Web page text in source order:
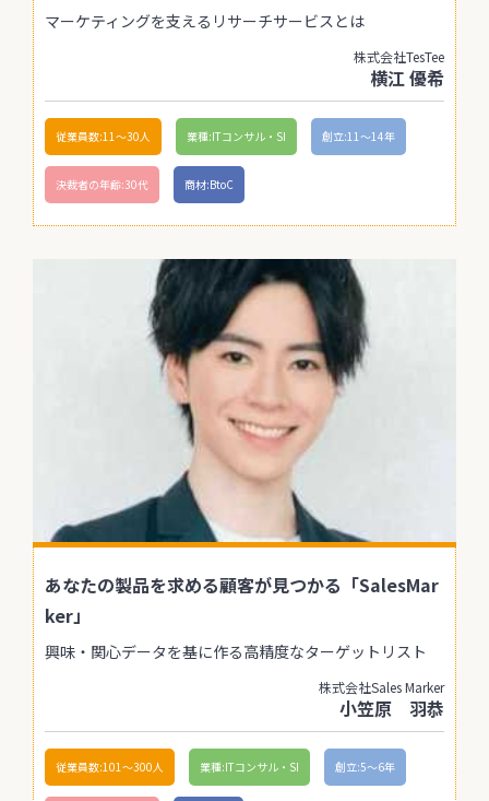
マーケティングを支えるリサーチサービスとは
株式会社TesTee
横江 優希
従業員数:11〜30人 業種:ITコンサル・SI 創立:11〜14年
決裁者の年齢:30代 商材:BtoC
あなたの製品を求める顧客が見つかる「SalesMar
ker」
興味・関心データを基に作る高精度なターゲットリスト
株式会社Sales Marker
小笠原 羽恭
従業員数:101〜300人 業種:ITコンサル・SI 創立:5〜6年